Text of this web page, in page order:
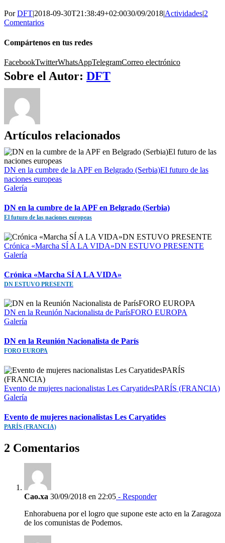
PorDFT|2018-09-30T21:38:49+02:0030/09/2018|Actividades|2
Comentarios
Compártenos en tus redes
FacebookTwitterWhatsAppTelegramCorreo electrónico
Sobre el Autor: DFT
Artículos relacionados
DN en la cumbre de la APF en Belgrado (Serbia)El futuro de las
naciones europeas
Galería
DN en la cumbre de la APF en Belgrado (Serbia)
El futuro de las naciones europeas
Crónica «Marcha SÍ A LA VIDA»DN ESTUVO PRESENTE
Galería
Crónica «Marcha SÍ A LA VIDA»
DN ESTUVO PRESENTE
DN en la Reunión Nacionalista de ParísFORO EUROPA
Galería
DN en la Reunión Nacionalista de París
FORO EUROPA
Evento de mujeres nacionalistas Les CaryatidesPARÍS (FRANCIA)
Galería
Evento de mujeres nacionalistas Les Caryatides
PARÍS (FRANCIA)
2 Comentarios
Cao.xa 30/09/2018 en 22:05 - Responder
Enhorabuena por el logro que supone este acto en la Zaragoza
de los comunistas de Podemos.